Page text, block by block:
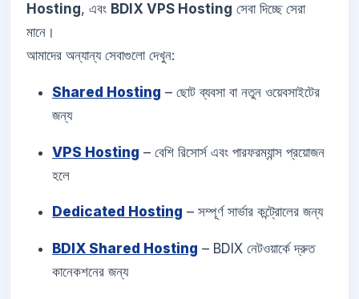
Hosting, এবং BDIX VPS Hosting সেবা দিচ্ছে সেরা
মানে।
আমাদের অন্যান্য সেবাগুলো দেখুন:
Shared Hosting – ছোট ব্যবসা বা নতুন ওয়েবসাইটের
জন্য
VPS Hosting – বেশি রিসোর্স এবং পারফরম্যান্স প্রয়োজন
হলে
Dedicated Hosting – সম্পূর্ণ সার্ভার কন্ট্রোলের জন্য
BDIX Shared Hosting – BDIX নেটওয়ার্কে দ্রুত
কানেকশনের জন্য